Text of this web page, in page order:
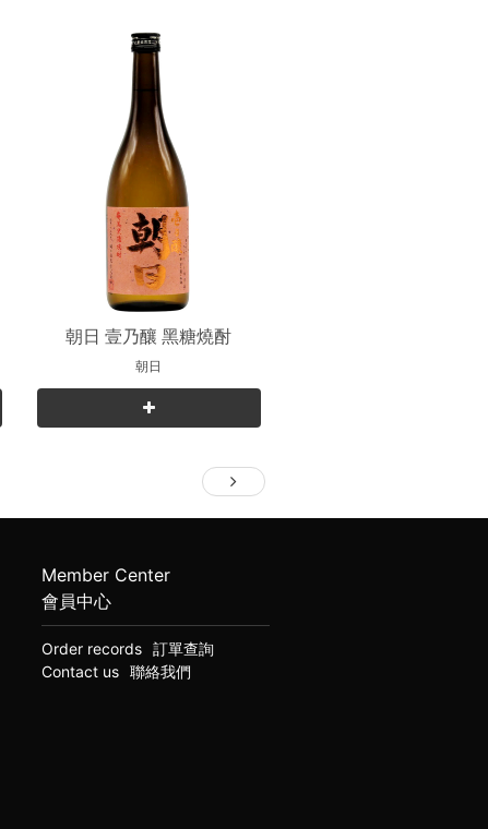
朝日 壹乃釀 黑糖燒酎
朝日
Member Center
會員中心
Order records
訂單查詢
Contact us
聯絡我們